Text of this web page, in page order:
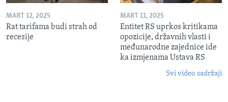
MART 12, 2025
Rat tarifama budi strah od
recesije
MART 11, 2025
Entitet RS uprkos kritikama
opozicije, državnih vlasti i
međunarodne zajednice ide
ka izmjenama Ustava RS
Svi video sadržaji